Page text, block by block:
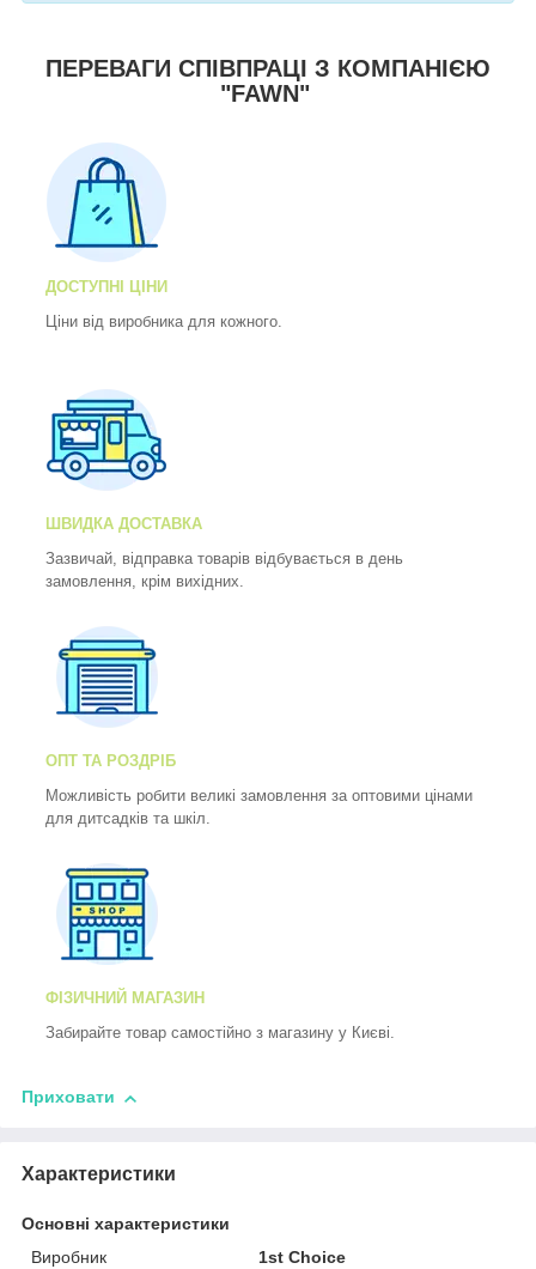
ПЕРЕВАГИ СПІВПРАЦІ З КОМПАНІЄЮ
"FAWN"
ДОСТУПНІ ЦІНИ
Ціни від виробника для кожного.
ШВИДКА ДОСТАВКА
Зазвичай, відправка товарів відбувається в день
замовлення, крім вихідних.
ОПТ ТА РОЗДРІБ
Можливість робити великі замовлення за оптовими цінами
для дитсадків та шкіл.
ФІЗИЧНИЙ МАГАЗИН
Забирайте товар самостійно з магазину у Києві.
Приховати
Характеристики
Основні характеристики
Виробник
1st Choice